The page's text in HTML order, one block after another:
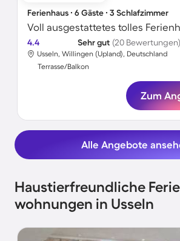
Ferienhaus ∙ 6 Gäste ∙ 3 Schlafzimmer
4.4 Sehr gut (20 Bewertungen)
Usseln, Willingen (Upland), Deutschland
Terrasse/Balkon
Zum
Alle Angebote
Haustierfreundliche
wohnungen in Usseln